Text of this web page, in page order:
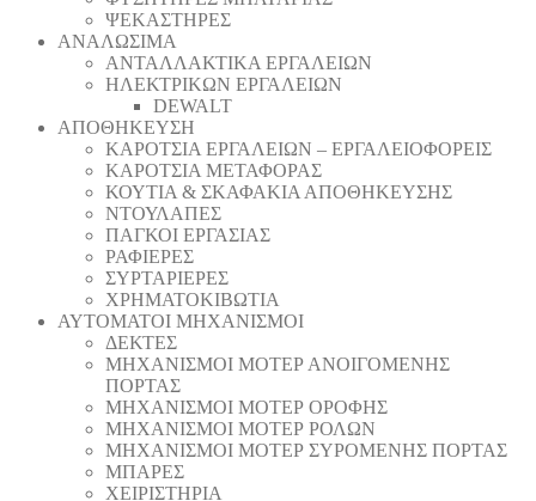
ΨΕΚΑΣΤΗΡΕΣ
ΑΝΑΛΩΣΙΜΑ
ΑΝΤΑΛΛΑΚΤΙΚΑ ΕΡΓΑΛΕΙΩΝ
ΗΛΕΚΤΡΙΚΩΝ ΕΡΓΑΛΕΙΩΝ
DEWALT
ΑΠΟΘΗΚΕΥΣΗ
ΚΑΡΟΤΣΙΑ ΕΡΓΑΛΕΙΩΝ – ΕΡΓΑΛΕΙΟΦΟΡΕΙΣ
ΚΑΡΟΤΣΙΑ ΜΕΤΑΦΟΡΑΣ
ΚΟΥΤΙΑ & ΣΚΑΦΑΚΙΑ ΑΠΟΘΗΚΕΥΣΗΣ
ΝΤΟΥΛΑΠΕΣ
ΠΑΓΚΟΙ ΕΡΓΑΣΙΑΣ
ΡΑΦΙΕΡΕΣ
ΣΥΡΤΑΡΙΕΡΕΣ
ΧΡΗΜΑΤΟΚΙΒΩΤΙΑ
ΑΥΤΟΜΑΤΟΙ ΜΗΧΑΝΙΣΜΟΙ
ΔΕΚΤΕΣ
ΜΗΧΑΝΙΣΜΟΙ ΜΟΤΕΡ ΑΝΟΙΓΟΜΕΝΗΣ
ΠΟΡΤΑΣ
ΜΗΧΑΝΙΣΜΟΙ ΜΟΤΕΡ ΟΡΟΦΗΣ
ΜΗΧΑΝΙΣΜΟΙ ΜΟΤΕΡ ΡΟΛΩΝ
ΜΗΧΑΝΙΣΜΟΙ ΜΟΤΕΡ ΣΥΡΟΜΕΝΗΣ ΠΟΡΤΑΣ
ΜΠΑΡΕΣ
ΧΕΙΡΙΣΤΗΡΙΑ